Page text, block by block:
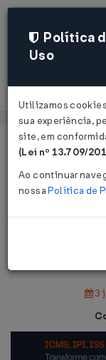
Página Inicial
CNPJ
3
Política
Uso
Utilizamos
sua experiência,
site, em
(Lei nº 13.709/
Ao continuar
nossaPolítica de